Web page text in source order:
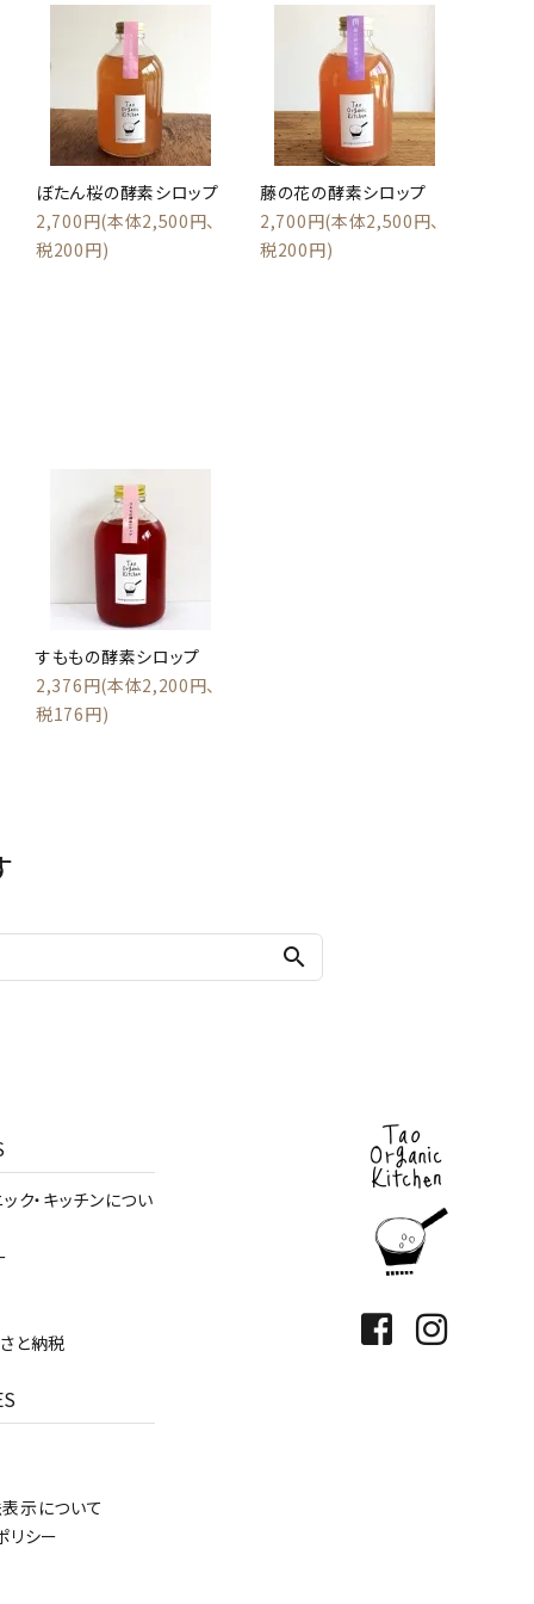
ぼたん桜の酵素シロップ
2,700円(本体2,500円、
税200円)
藤の花の酵素シロップ
2,700円(本体2,500円、
税200円)
すももの酵素シロップ
2,376円(本体2,200円、
税176円)
search
ク・キッチンについ
と納税
示について
リシー